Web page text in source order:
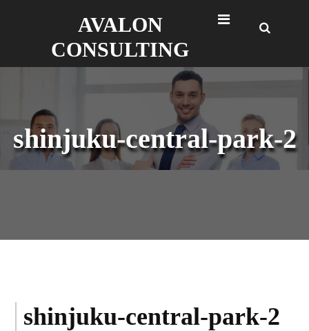
AVALON
CONSULTING
shinjuku-central-park-2
shinjuku-central-park-2